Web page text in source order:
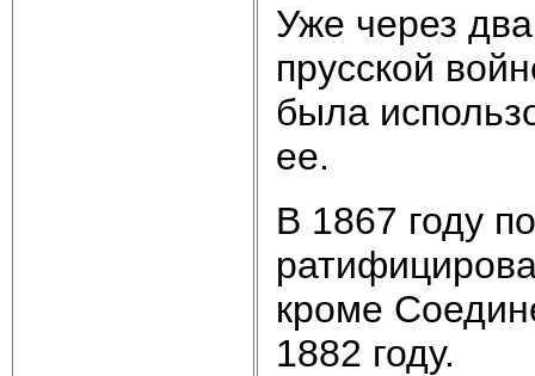
Уже через
прусской
была
ее.
В 1867 году
кроме
1882 году.